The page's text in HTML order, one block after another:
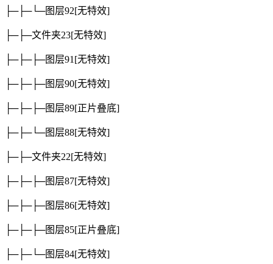
├─├─└─图层92[无特效]
├─├─文件夹23[无特效]
├─├─├─图层91[无特效]
├─├─├─图层90[无特效]
├─├─├─图层89[正片叠底]
├─├─└─图层88[无特效]
├─├─文件夹22[无特效]
├─├─├─图层87[无特效]
├─├─├─图层86[无特效]
├─├─├─图层85[正片叠底]
├─├─└─图层84[无特效]